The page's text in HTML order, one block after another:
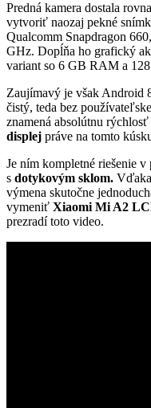
Predná kamera dostala
vytvoriť naozaj pekné
Qualcomm Snapdragon
GHz. Dopĺňa ho grafický
variant so 6 GB RAM a
Zaujímavý je však Android
čistý, teda bez
znamená absolútnu
displej práve na tomto
Je ním kompletné riešenie v
s dotykovým sklom.
výmena skutočne
vymeniť Xiaomi Mi A2
prezradí toto video.